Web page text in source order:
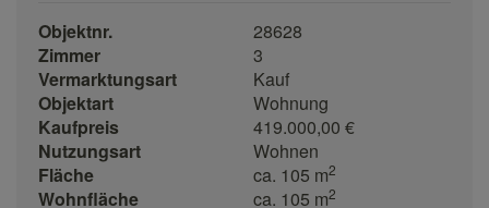
Objektnr.
28628
Zimmer
3
Vermarktungsart
Kauf
Objektart
Wohnung
Kaufpreis
419.000,00 €
Nutzungsart
Wohnen
Fläche
ca. 105 m2
Wohnfläche ca. 105 m2